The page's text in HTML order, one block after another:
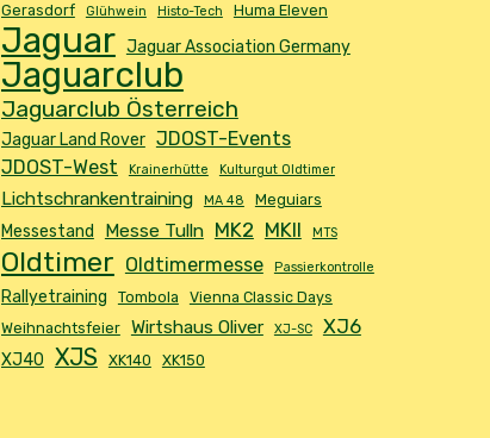
Gerasdorf Glühwein Histo-Tech Huma Eleven
Jaguar Jaguar Association Germany
Jaguarclub
Jaguarclub Österreich
Jaguar Land Rover JDOST-Events
JDOST-West
Krainerhütte Kulturgut Oldtimer
Lichtschrankentraining MA 48 Meguiars
Messestand Messe Tulln MK2 MKII MTS
Oldtimer Oldtimermesse Passierkontrolle
Rallyetraining Tombola
Vienna Classic Days
Weihnachtsfeier
Wirtshaus Oliver XJ-SC XJ6
XJ40 XJS XK140 XK150